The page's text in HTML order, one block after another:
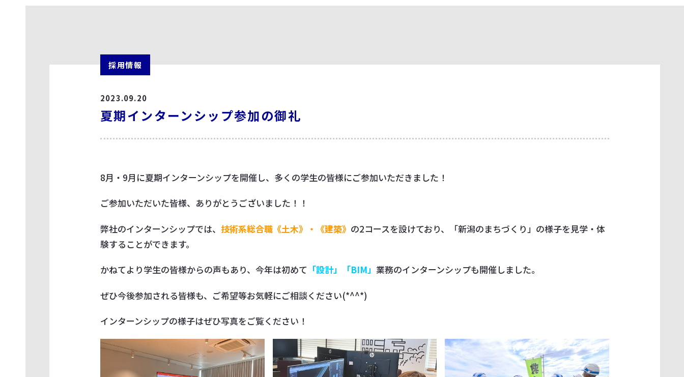
採用情報
2023.09.20
夏期インターンシップ参加の御礼
8月・9月に夏期インターンシップを開催し、多くの学生の皆様にご参加いただきました！
ご参加いただいた皆様、ありがとうございました！！
弊社のインターンシップでは、 技術系総合職《土木》・《建築》 の2コースを設けており、「新潟のまちづくり」の様子を見学・体
験することができます。
かねてより学生の皆様からの声もあり、今年は初めて 「設計」「BIM」 業務のインターンシップも開催しました。
ぜひ今後参加される皆様も、ご希望等お気軽にご相談ください(*^^*)
インターンシップの様子はぜひ写真をご覧ください！